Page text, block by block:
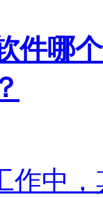
件哪
作中